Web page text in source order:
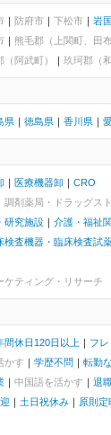
防府市 下松市 岩
熊毛郡（上関町、田
（阿武町） 玖珂郡（
県 徳島県 香川県
医療機器卸
CRO
調剤薬局・ドラッグス
研究施設
介護・福祉
検査機器・臨床検査試
ケティング・リサーチ
間休日120日以上
フ
かす 学歴不問
転勤
中国語を活かす 退
土日祝休み 原則定